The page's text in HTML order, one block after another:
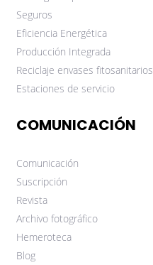
Seguros
Eficiencia Energética
Producción Integrada
Reciclaje envases fitosanitarios
Estaciones de servicio
COMUNICACIÓN
Comunicación
Suscripción
Revista
Archivo fotográfico
Hemeroteca
Blog